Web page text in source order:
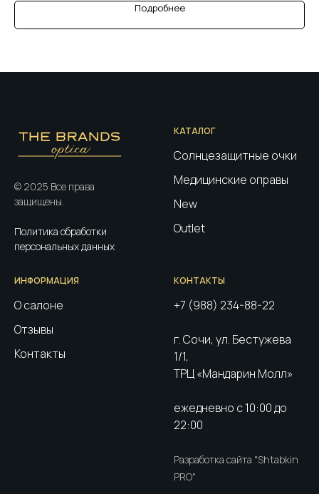
Подробнее
© 2025 Все права
защищены.
Политика обработки
персональных данных
КАТАЛОГ
Солнцезащитные очки
Медицинские оправы
New
Outlet
ИНФОРМАЦИЯ
О салоне
Отзывы
Контакты
КОНТАКТЫ
+7 (988) 234-88-22
г. Сочи, ул. Бестужева
1/1,
ТРЦ «Мандарин Молл»
ежедневно с 10:00 до
22:00
Разработка сайта "Shtabkin
PRO"